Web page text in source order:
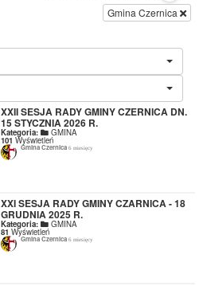
Gmina Czernica
XXII SESJA RADY GMINY CZERNICA DN.
15 STYCZNIA 2026 R.
Kategoria: GMINA
101 Wyświetleń
Gmina Czernica6 miesięcy
XXI SESJA RADY GMINY CZARNICA - 18
GRUDNIA 2025 R.
Kategoria: GMINA
81 Wyświetleń
Gmina Czernica6 miesięcy